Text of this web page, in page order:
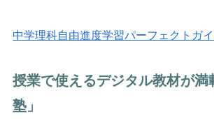
中学理科自由進度学習パーフェクトガ
授業で使えるデジタル教材が満
塾」